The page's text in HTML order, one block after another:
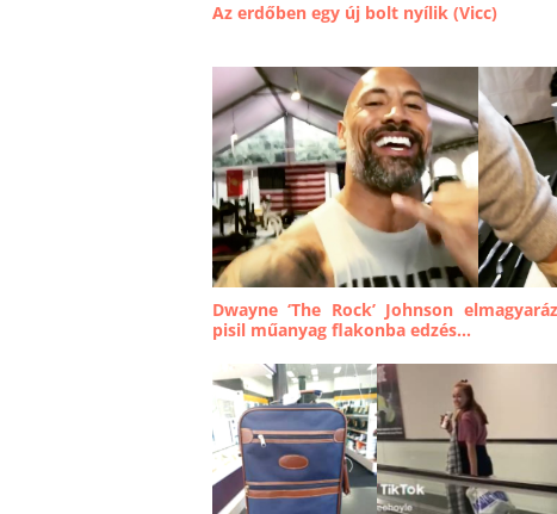
Az erdőben egy új bolt nyílik (Vicc)
Dwayne ‘The Rock’ Johnson
pisil műanyag flakonba edzés...